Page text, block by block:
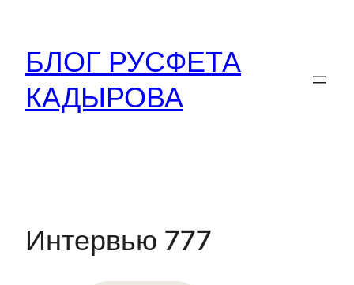
содержимому
БЛОГ РУСФЕТА
КАДЫРОВА
Интервью 777